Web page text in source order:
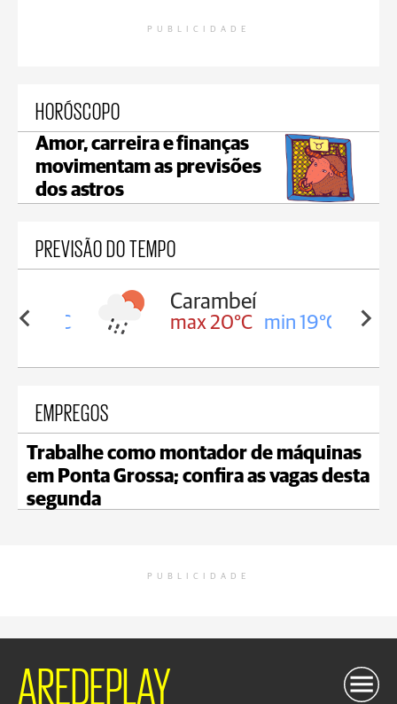
PUBLICIDADE
HORÓSCOPO
Amor, carreira e finanças
movimentam as previsões
dos astros
PREVISÃO DO TEMPO
19°C
Carambeí
max 20°C min 19°C
EMPREGOS
Trabalhe como montador de máquinas
em Ponta Grossa; confira as vagas desta
segunda
PUBLICIDADE
AREDEPLAY